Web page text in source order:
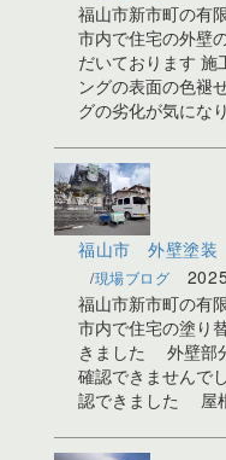
福山市新市町の有
市内で住宅の外壁
だいております
ングの表面の色褪
グの劣化が気にな
福山市 外壁塗装
現場ブログ
福山市新市町の有
市内で住宅の塗り
きました 外壁部
確認できませんで
認できました 屋